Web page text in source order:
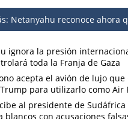
Netanyahu reconoce
ignora la presión
toda la Franja de Gaza
acepta el avión de lujo
para utilizarlo como Air
al presidente de
blancos con acusaciones